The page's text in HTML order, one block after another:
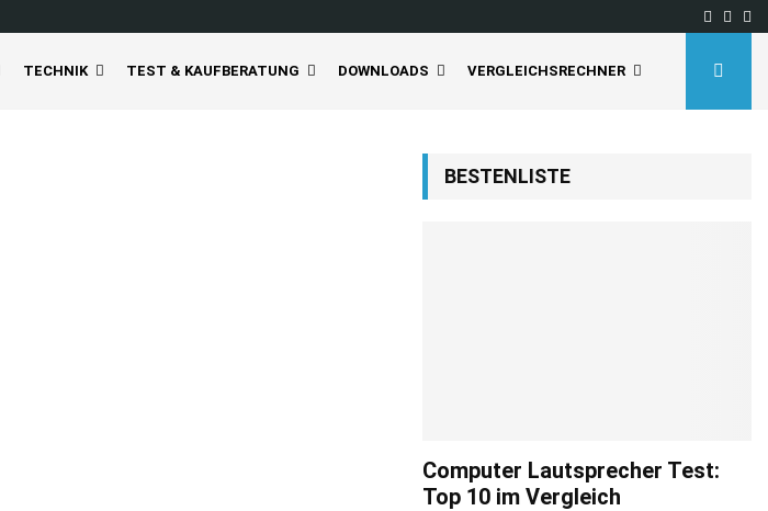
TECHNIK TEST & KAUFBERATUNG DOWNLOADS VERGLEICHSRECHNER
BESTENLISTE
Computer Lautsprecher Test:
Top 10 im Vergleich